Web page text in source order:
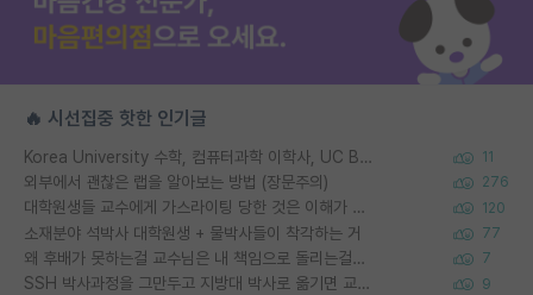
🔥 시선집중 핫한 인기글
Korea University 수학, 컴퓨터과학 이학사, UC Berkeley 산업공학 대학원 공학박사가 되는 것은 쉽지 않겠죠? 11
외부에서 괜찮은 랩을 알아보는 방법 (장문주의) 276
대학원생들 교수에게 가스라이팅 당한 것은 이해가 갑니다. 안타깝네요. 120
소재분야 석박사 대학원생 + 물박사들이 착각하는 거 77
왜 후배가 못하는걸 교수님은 내 책임으로 돌리는걸까요? 7
SSH 박사과정을 그만두고 지방대 박사로 옮기면 교수의 꿈은 끝일까요? 9